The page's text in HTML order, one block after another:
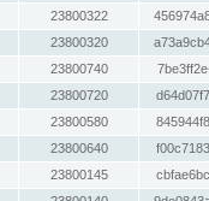
23800322
23800320
23800740
23800720
23800580
23800640
23800145